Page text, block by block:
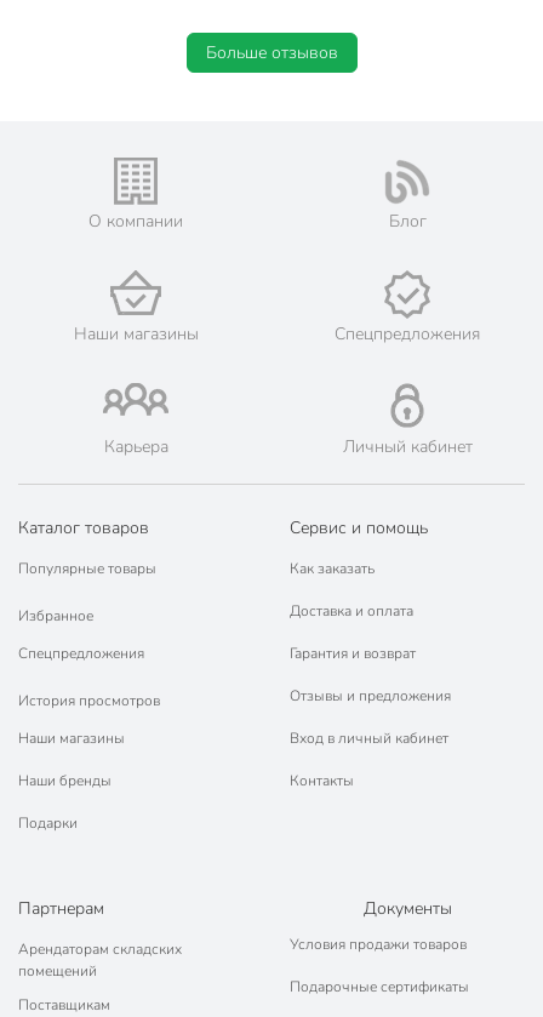
Больше отзывов
О компании Блог
Наши магазины Спецпредложения
Карьера Личный кабинет
Каталог товаров
Популярные товары
Избранное
Спецпредложения
История просмотров
Наши магазины
Наши бренды
Подарки
Сервис и помощь
Как заказать
Доставка и оплата
Гарантия и возврат
Отзывы и предложения
Вход в личный кабинет
Контакты
Партнерам
Арендаторам складских
помещений
Поставщикам
Документы
Условия продажи товаров
Подарочные сертификаты